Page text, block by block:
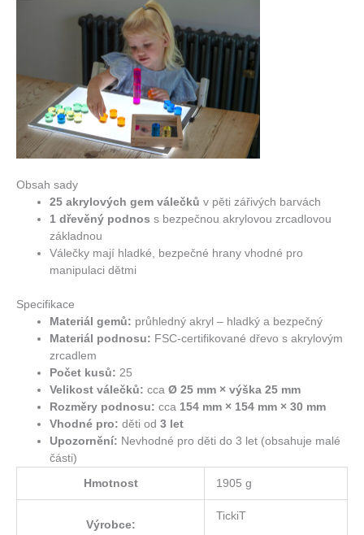
Obsah sady
25 akrylových gem válečků v pěti zářivých barvách
1 dřevěný podnos s bezpečnou akrylovou zrcadlovou
základnou
Válečky mají hladké, bezpečné hrany vhodné pro
manipulaci dětmi
Specifikace
Materiál gemů: průhledný akryl – hladký a bezpečný
Materiál podnosu: FSC-certifikované dřevo s akrylovým
zrcadlem
Počet kusů: 25
Velikost válečků: ccaØ 25 mm × výška 25 mm
Rozměry podnosu: cca 154 mm × 154 mm × 30 mm
Vhodné pro: děti od3 let
Upozornění: Nevhodné pro děti do 3 let (obsahuje malé
části)
Hmotnost 1905 g
Výrobce:
TickiT